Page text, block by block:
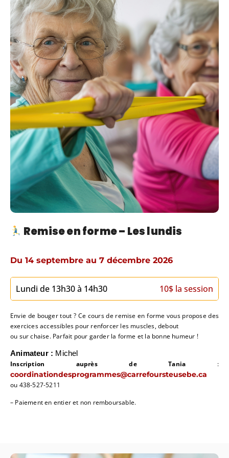
Remise en forme – Les lundis
Du 14 septembre au 7 décembre 2026
Lundi de 13h30 à 14h30 10$ la session
Envie de bouger tout ? Ce cours de remise en forme vous propose des
exercices accessibles pour renforcer les muscles, debout
ou sur chaise. Parfait pour garder la forme et la bonne humeur !
Animateur : Michel
Inscription auprès de Tania :
coordinationdesprogrammes@carrefoursteusebe.ca
ou 438-527-5211
– Paiement en entier et non remboursable.